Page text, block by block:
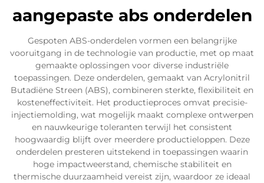
aangepaste abs onderdelen
Gespoten ABS-onderdelen vormen een belangrijke
vooruitgang in de technologie van productie, met op maat
gemaakte oplossingen voor diverse industriële
toepassingen. Deze onderdelen, gemaakt van Acrylonitril
Butadiëne Streen (ABS), combineren sterkte, flexibiliteit en
kosteneffectiviteit. Het productieproces omvat precisie-
injectiemolding, wat mogelijk maakt complexe ontwerpen
en nauwkeurige toleranten terwijl het consistent
hoogwaardig blijft over meerdere productieloppen. Deze
onderdelen presteren uitstekend in toepassingen waarin
hoge impactweerstand, chemische stabiliteit en
thermische duurzaamheid vereist zijn, waardoor ze ideaal